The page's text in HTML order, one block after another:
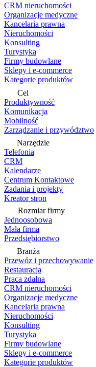
CRM nieruchomości
Organizacje medyczne
Kancelaria prawna
Nieruchomości
Konsulting
Turystyka
Firmy budowlane
Sklepy i e-commerce
Kategorie produktów
Cel
Produktywność
Komunikacja
Mobilność
Zarządzanie i przywództwo
Narzędzie
Telefonia
CRM
Kalendarze
Centrum Kontaktowe
Zadania i projekty
Kreator stron
Rozmiar firmy
Jednoosobowa
Mała firma
Przedsiębiorstwo
Branża
Przewóz i przechowywanie
Restauracja
Praca zdalna
CRM nieruchomości
Organizacje medyczne
Kancelaria prawna
Nieruchomości
Konsulting
Turystyka
Firmy budowlane
Sklepy i e-commerce
Kategorie produktów